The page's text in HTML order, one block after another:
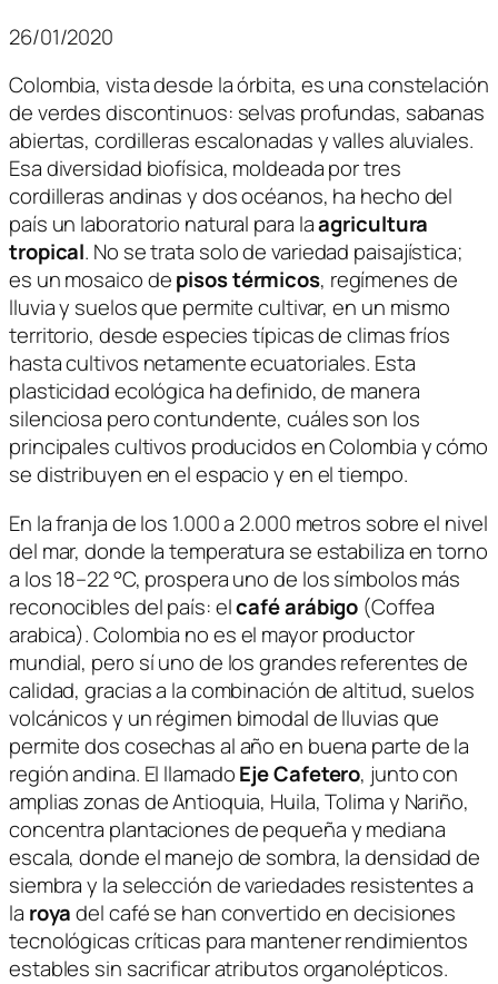
26/01/2020
Colombia, vista desde la órbita, es una constelación
de verdes discontinuos: selvas profundas, sabanas
abiertas, cordilleras escalonadas y valles aluviales.
Esa diversidad biofísica, moldeada por tres
cordilleras andinas y dos océanos, ha hecho del
país un laboratorio natural para laagricultura
tropical. No se trata solo de variedad paisajística;
es un mosaico depisos térmicos, regímenes de
lluvia y suelos que permite cultivar, en un mismo
territorio, desde especies típicas de climas fríos
hasta cultivos netamente ecuatoriales. Esta
plasticidad ecológica ha definido, de manera
silenciosa pero contundente, cuáles son los
principales cultivos producidos en Colombia y cómo
se distribuyen en el espacio y en el tiempo.
En la franja de los 1.000 a 2.000 metros sobre el nivel
del mar, donde la temperatura se estabiliza en torno
a los 18–22 °C, prospera uno de los símbolos más
reconocibles del país: elcafé arábigo (Coffea
arabica). Colombia no es el mayor productor
mundial, pero sí uno de los grandes referentes de
calidad, gracias a la combinación de altitud, suelos
volcánicos y un régimen bimodal de lluvias que
permite dos cosechas al año en buena parte de la
región andina. El llamadoEje Cafetero, junto con
amplias zonas de Antioquia, Huila, Tolima y Nariño,
concentra plantaciones de pequeña y mediana
escala, donde el manejo de sombra, la densidad de
siembra y la selección de variedades resistentes a
la royadel café se han convertido en decisiones
tecnológicas críticas para mantener rendimientos
estables sin sacrificar atributos organolépticos.